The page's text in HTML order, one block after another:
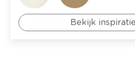
Bekijk